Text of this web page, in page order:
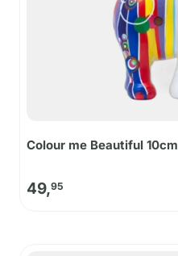
Colour me Beautiful 10cm
49,95